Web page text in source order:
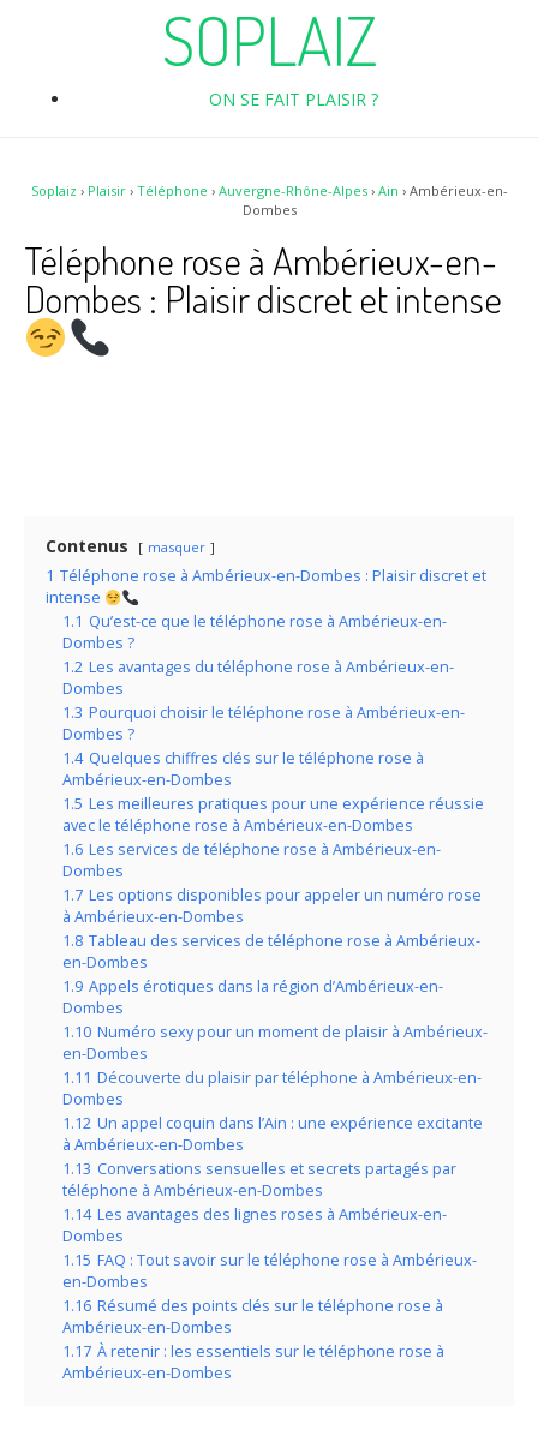
SOPLAIZ
ON SE FAIT PLAISIR ?
Soplaiz › Plaisir› Téléphone › Auvergne-Rhône-Alpes› Ain › Ambérieux-en-
Dombes
Téléphone rose à Ambérieux-en-
Dombes : Plaisir discret et intense
Contenus masquer
1 Téléphone rose à Ambérieux-en-Dombes : Plaisir discret et
intense
1.1 Qu’est-ce que le téléphone rose à Ambérieux-en-
Dombes ?
1.2 Les avantages du téléphone rose à Ambérieux-en-
Dombes
1.3 Pourquoi choisir le téléphone rose à Ambérieux-en-
Dombes ?
1.4 Quelques chiffres clés sur le téléphone rose à
Ambérieux-en-Dombes
1.5 Les meilleures pratiques pour une expérience réussie
avec le téléphone rose à Ambérieux-en-Dombes
1.6 Les services de téléphone rose à Ambérieux-en-
Dombes
1.7 Les options disponibles pour appeler un numéro rose
à Ambérieux-en-Dombes
1.8 Tableau des services de téléphone rose à Ambérieux-
en-Dombes
1.9 Appels érotiques dans la région d’Ambérieux-en-
Dombes
1.10 Numéro sexy pour un moment de plaisir à Ambérieux-
en-Dombes
1.11 Découverte du plaisir par téléphone à Ambérieux-en-
Dombes
1.12 Un appel coquin dans l’Ain : une expérience excitante
à Ambérieux-en-Dombes
1.13 Conversations sensuelles et secrets partagés par
téléphone à Ambérieux-en-Dombes
1.14 Les avantages des lignes roses à Ambérieux-en-
Dombes
1.15 FAQ : Tout savoir sur le téléphone rose à Ambérieux-
en-Dombes
1.16 Résumé des points clés sur le téléphone rose à
Ambérieux-en-Dombes
1.17 À retenir : les essentiels sur le téléphone rose à
Ambérieux-en-Dombes